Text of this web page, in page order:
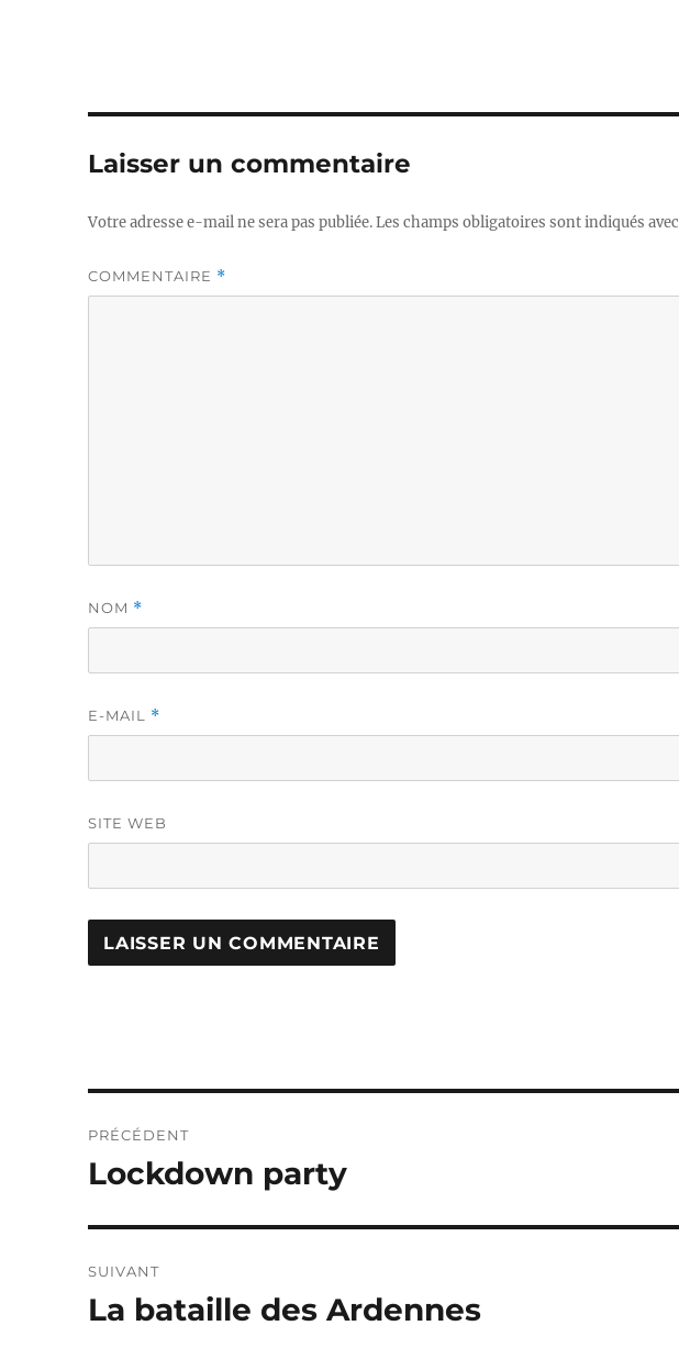
Laisser un commentaire
Votre adresse e-mail ne sera pas publiée.Les champs obligatoires sont indiqués avec
COMMENTAIRE *
NOM *
E-MAIL *
SITE WEB
de
PRÉCÉDENT
Publication
Lockdown party
SUIVANT
Publication
La bataille des Ardennes